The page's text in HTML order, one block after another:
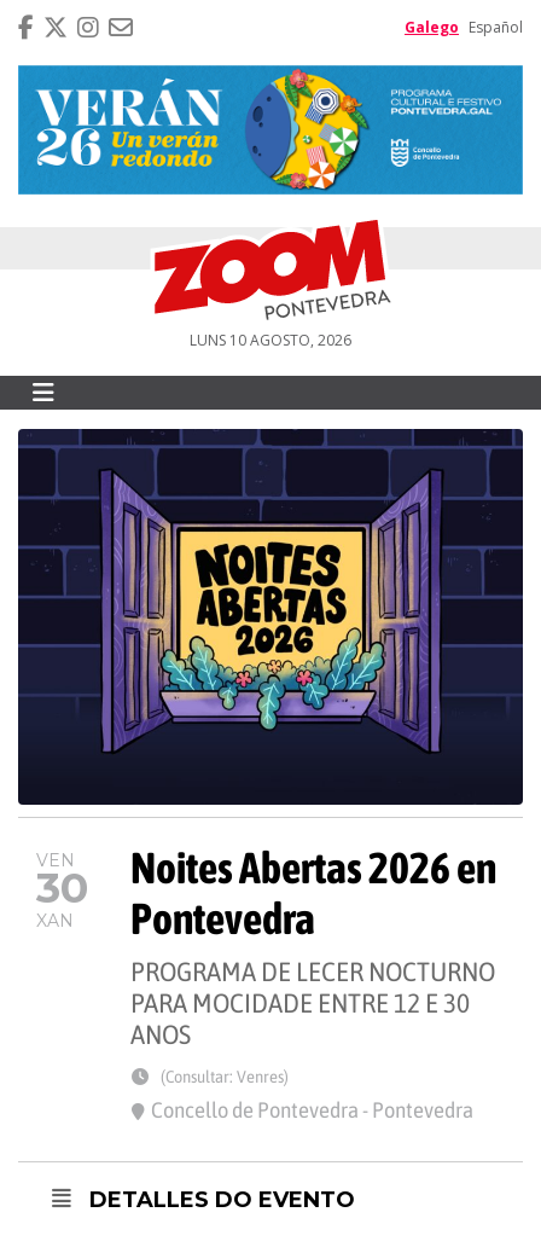
Galego Español
LUNS 10 AGOSTO, 2026
VEN
30
XAN
Noites Abertas 2026 en
Pontevedra
PROGRAMA DE LECER NOCTURNO
PARA MOCIDADE ENTRE 12 E 30
ANOS
(Consultar: Venres)
Concello de Pontevedra - Pontevedra
DETALLES DO EVENTO